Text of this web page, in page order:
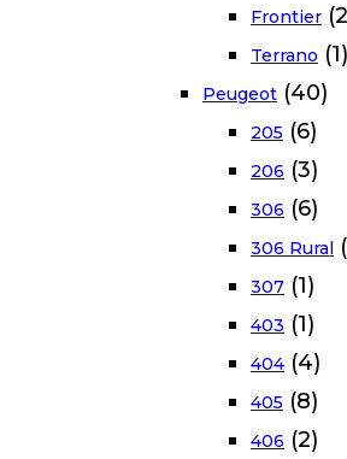
Frontier
Terrano (1)
Peugeot (40)
205 (6)
206 (3)
306 (6)
306 Rural
307 (1)
403 (1)
404 (4)
405 (8)
406 (2)